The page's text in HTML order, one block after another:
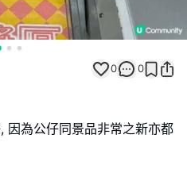
0 0
因為公仔同景品非常之新亦都